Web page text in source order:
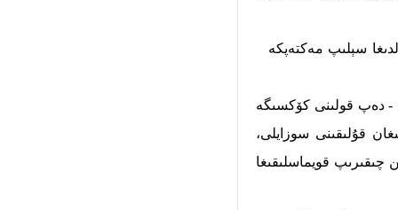
سېلىپ مەكتەپكە
- دەپ قولىنى كۆكسىگە
قۇلىقىنى سوزايلى،
چىقىرىپ قويماسلىقىغا